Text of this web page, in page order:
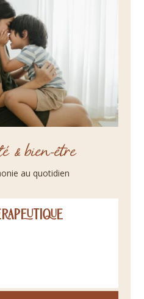
& bien-être
au quotidien